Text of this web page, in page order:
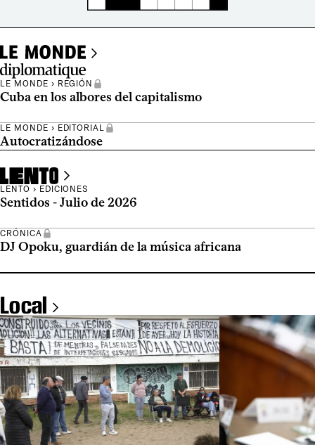
Le Monde Diplomatique
LE MONDE › REGIÓN
Cuba en los albores del capitalismo
LE MONDE › EDITORIAL
Autocratizándose
Lento
LENTO › EDICIONES
Sentidos - Julio de 2026
CRÓNICA
DJ Opoku, guardián de la música africana
Local